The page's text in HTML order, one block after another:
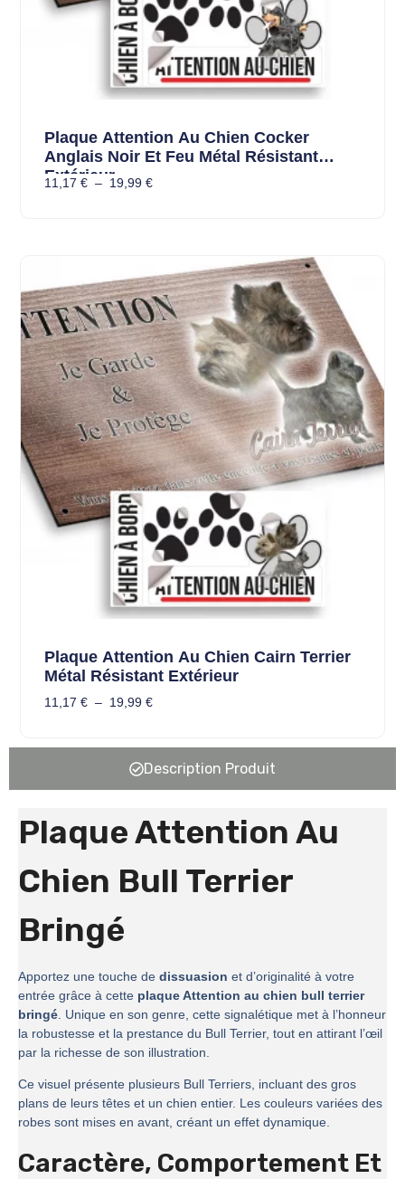
Plaque Attention Au Chien Cocker
Anglais Noir Et Feu Métal Résistant
Extérieur
11,17 € – 19,99 €
Plaque Attention Au Chien Cairn Terrier
Métal Résistant Extérieur
11,17 € – 19,99 €
Description Produit
Plaque Attention Au
Chien Bull Terrier
Bringé
Apportez une touche de dissuasion et d’originalité à votre
entrée grâce à cette plaque Attention au chien bull terrier
bringé. Unique en son genre, cette signalétique met à l’honneur
la robustesse et la prestance du Bull Terrier, tout en attirant l’œil
par la richesse de son illustration.
Ce visuel présente plusieurs Bull Terriers, incluant des gros
plans de leurs têtes et un chien entier. Les couleurs variées des
robes sont mises en avant, créant un effet dynamique.
Caractère, Comportement Et